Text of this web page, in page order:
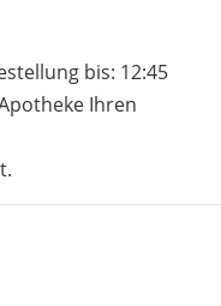
bis: 12:45
Ihren